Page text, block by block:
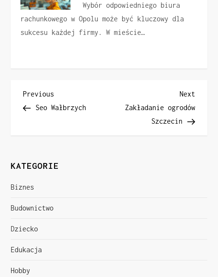
Wybór odpowiedniego biura
rachunkowego w Opolu może być kluczowy dla
sukcesu każdej firmy. W mieście…
N
i
g
a
c
j
a
Previous
Post
Previous
Seo Wałbrzych
Next
Post
Next
Zakładanie ogrodów
Szczecin
KATEGORIE
Biznes
Budownictwo
Dziecko
Edukacja
Hobby